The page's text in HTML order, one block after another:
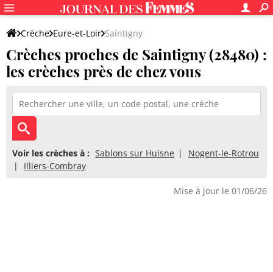
Crèche Eure-et-Loir Saintigny
Crèches proches de Saintigny (28480) :
les crèches près de chez vous
Voir les crèches à : Sablons sur Huisne
Nogent-le-Rotrou
Illiers-Combray
Mise à jour le 01/06/26